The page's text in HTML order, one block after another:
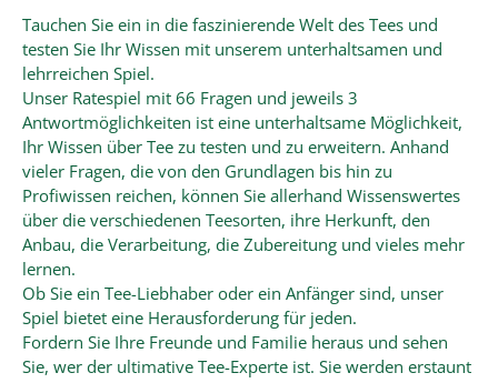
Tauchen Sie ein in die faszinierende Welt des Tees und
testen Sie Ihr Wissen mit unserem unterhaltsamen und
lehrreichen Spiel.
Unser Ratespiel mit 66 Fragen und jeweils 3
Antwortmöglichkeiten ist eine unterhaltsame Möglichkeit,
Ihr Wissen über Tee zu testen und zu erweitern. Anhand
vieler Fragen, die von den Grundlagen bis hin zu
Profiwissen reichen, können Sie allerhand Wissenswertes
über die verschiedenen Teesorten, ihre Herkunft, den
Anbau, die Verarbeitung, die Zubereitung und vieles mehr
lernen.
Ob Sie ein Tee-Liebhaber oder ein Anfänger sind, unser
Spiel bietet eine Herausforderung für jeden.
Fordern Sie Ihre Freunde und Familie heraus und sehen
Sie, wer der ultimative Tee-Experte ist. Sie werden erstaunt